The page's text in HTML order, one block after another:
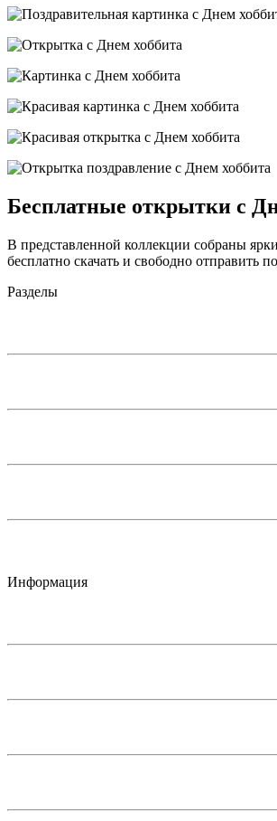
Бесплатные открытки с
В представленной коллекции собраны
бесплатно скачать и свободно отправить
Разделы
Информация